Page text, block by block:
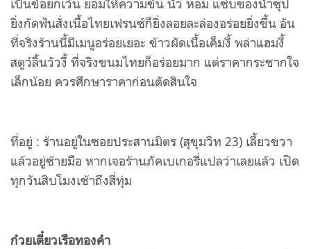
เป็นข้อยกเว้น ยอมให้ความข้น นัว หอม แซ่บของน้ำซุป
ยิ่งกัดฟันสั่งเนื้อไทยเฟรนซ์ก็ยิ่งลอยละล่องอร่อยยิ่งขึ้น อัน
ที่จริงร้านนี้มีเมนูอร่อยเยอะ ข้าวผัดเนื้อเค็มงี้ พล่าแฮมงี้
สตูว์ลิ้นวัวงี้ ที่จริงขนมไทยก็อร่อยมาก แต่ราคากระชากใจ
เล็กน้อย ควรศึกษาราคาก่อนตัดสินใจ
ที่อยู่ : ร้านอยู่ในซอยประสานมิตร (สุขุมวิท 23) เลี้ยวขวา
แล้วอยู่ซ้ายมือ หากเจอร้านภัคเบเกอรี่แปลว่าเลยแล้ว เปิด
ทุกวันสิบโมงเช้าถึงสี่ทุ่ม
ก๋วยเตี๋ยวเรือทองคำ